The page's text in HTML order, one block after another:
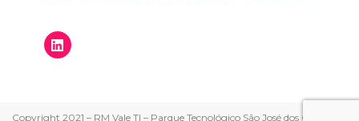
Copyright 2021 – RM Vale TI – Parque Tecnológico São José dos Campos –